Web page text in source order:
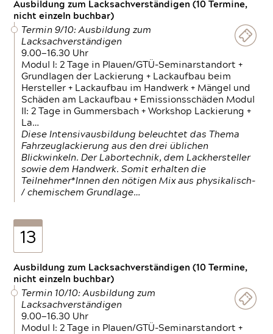
Ausbildung zum Lacksachverständigen (10 Termine,
nicht einzeln buchbar)
Termin 9/10: Ausbildung zum
Lacksachverständigen
9.00—16.30 Uhr
Modul I: 2 Tage in Plauen/GTÜ-Seminarstandort +
Grundlagen der Lackierung + Lackaufbau beim
Hersteller + Lackaufbau im Handwerk + Mängel und
Schäden am Lackaufbau + Emissionsschäden Modul
II: 2 Tage in Gummersbach + Workshop Lackierung +
La…
Diese Intensivausbildung beleuchtet das Thema
Fahrzeuglackierung aus den drei üblichen
Blickwinkeln. Der Labortechnik, dem Lackhersteller
sowie dem Handwerk. Somit erhalten die
Teilnehmer*Innen den nötigen Mix aus physikalisch-
/ chemischem Grundlage…
13
Ausbildung zum Lacksachverständigen (10 Termine,
nicht einzeln buchbar)
Termin 10/10: Ausbildung zum
Lacksachverständigen
9.00—16.30 Uhr
Modul I: 2 Tage in Plauen/GTÜ-Seminarstandort +